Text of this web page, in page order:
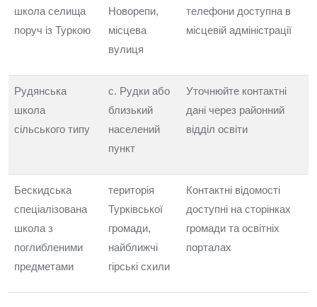
школа селища
поруч із Туркою
Новорепи,
місцева
вулиця
телефони доступна в
місцевій адміністрації
Рудянська
школа
сільського типу
с. Рудки або
близький
населений
пункт
Уточнюйте контактні
дані через районний
відділ освіти
Бескидська
спеціалізована
школа з
поглибленими
предметами
територія
Турківської
громади,
найближчі
гірські схили
Контактні відомості
доступні на сторінках
громади та освітніх
порталах